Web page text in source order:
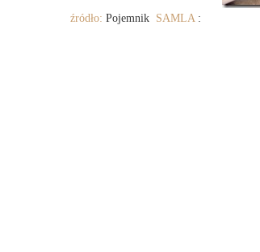
źródło: Pojemnik SAMLA: